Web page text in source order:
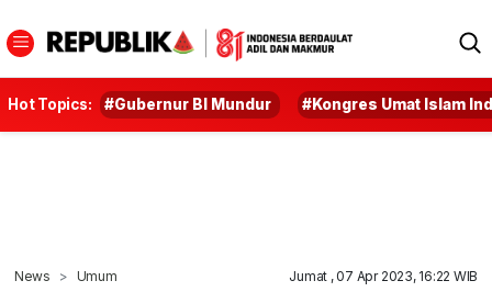
Hot Topics: #Gubernur BI Mundur #Kongres Umat Islam
News Umum Jumat , 07 Apr 2023, 16:22 WIB